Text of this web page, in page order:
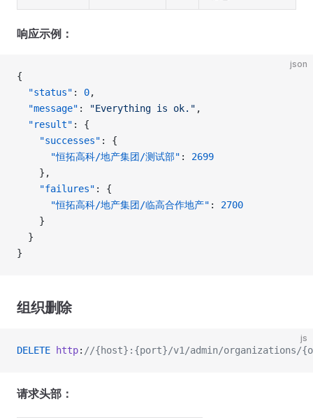
响应示例：
json
{
  "status"
: 0,
  "message"
: "Everything is ok." ,
  "result"
: {
    "successes"
: {
      "恒拓高科/地产集团/测试部"
: 2699
    },
    "failures"
: {
      "恒拓高科/地产集团/临高合作地产"
: 2700
    }
  }
}
组织删除
js
DELETE http: //{host}:{port}/v1/admin/organizations/
请求头部：